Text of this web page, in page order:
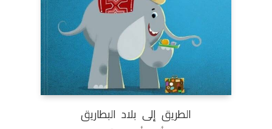
الطريق إلى بلاد البطاريق